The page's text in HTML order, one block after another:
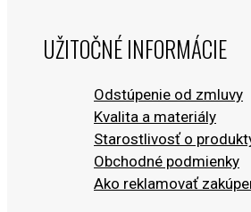
UŽITOČNÉ INFORMÁCIE
Odstúpenie od zmluvy
Kvalita a materiály
Starostlivosť o
Obchodné podmienky
Ako reklamovať